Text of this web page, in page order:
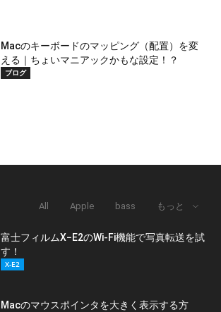
Macのキーボードのマッピング（配置）を変
える｜ちょいマニアックかもな設定！？
ブログ
All Apple bass もっと
富士フィルムX−E2のWi-Fi機能で写真転送を試
す！
X-E2
Macのマウスポインタを大きく表示する方